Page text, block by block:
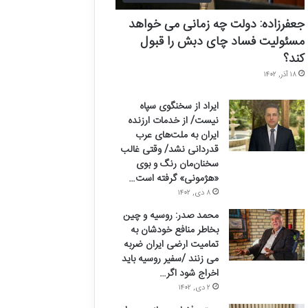
جعفرزاده: دولت چه زمانی می خواهد
مسئولیت فساد چای دبش را قبول
کند؟
۱۸ آذر, ۱۴۰۲
ایراد از سخنگوی سپاه
نیست/ از خدمات ارزنده
ایران به ملت‌های عرب
قدردانی نشد/ وقتی غالب
سخنان‌مان رنگ و بوی
«هژمونی» گرفته است…
۸ دی, ۱۴۰۲
محمد صدر: روسیه و چین
بخاطر منافع خودشان به
تمامیت ارضی ایران ضربه
می زنند /سفیر روسیه باید
اخراج شود اگر…
۲ دی, ۱۴۰۲